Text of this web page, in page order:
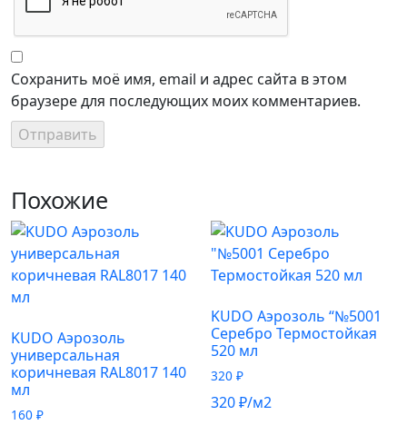
Сохранить моё имя, email и адрес сайта в этом
браузере для последующих моих комментариев.
Похожие
KUDO Аэрозоль
универсальная
коричневая RAL8017 140
мл
160 ₽
KUDO Аэрозоль “№5001
Серебро Термостойкая
520 мл
320₽
320₽/м2